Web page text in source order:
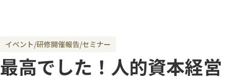
イベント/研修開催報告/セミナー
最高でした！人的資本経営